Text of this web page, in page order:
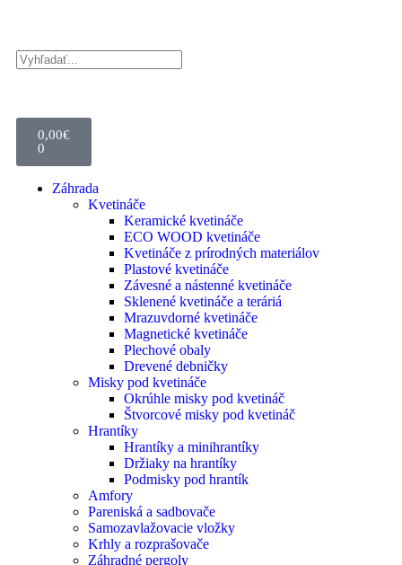
0,00€
0
Záhrada
Kvetináče
Keramické kvetináče
ECO WOOD kvetináče
Kvetináče z prírodných materiálov
Plastové kvetináče
Závesné a nástenné kvetináče
Sklenené kvetináče a teráriá
Mrazuvdorné kvetináče
Magnetické kvetináče
Plechové obaly
Drevené debničky
Misky pod kvetináče
Okrúhle misky pod kvetináč
Štvorcové misky pod kvetináč
Hrantíky
Hrantíky a minihrantíky
Držiaky na hrantíky
Podmisky pod hrantík
Amfory
Pareniská a sadbovače
Samozavlažovacie vložky
Krhly a rozprašovače
Záhradné pergoly